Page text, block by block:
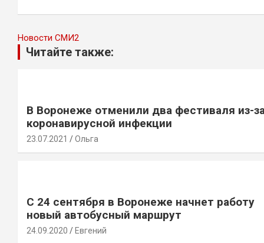
записям
Новости СМИ2
Читайте также:
В Воронеже отменили два фестиваля из-
коронавирусной инфекции
23.07.2021 Ольга
С 24 сентября в Воронеже начнет работу
новый автобусный маршрут
24.09.2020 Евгений